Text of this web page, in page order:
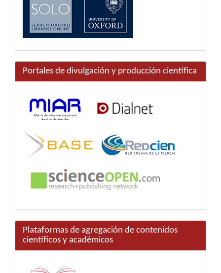
Portales de divulgación y producción científica
Plataformas de agregación de contenidos
científicos y académicos